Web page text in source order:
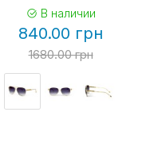
В наличии
840.00 грн
1680.00 грн